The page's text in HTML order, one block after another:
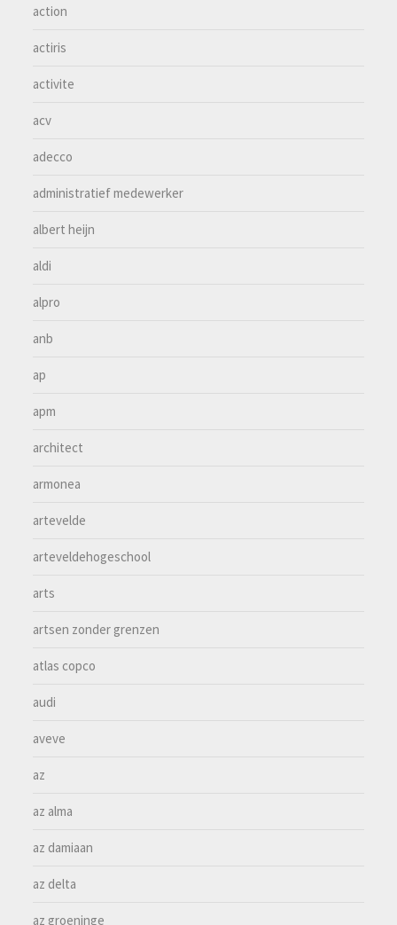
action
actiris
activite
acv
adecco
administratief medewerker
albert heijn
aldi
alpro
anb
ap
apm
architect
armonea
artevelde
arteveldehogeschool
arts
artsen zonder grenzen
atlas copco
audi
aveve
az
az alma
az damiaan
az delta
az groeninge